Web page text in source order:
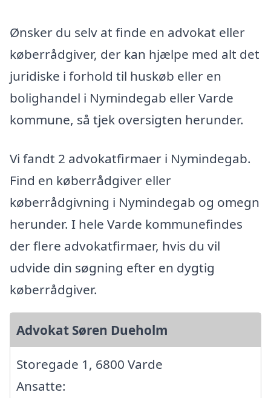
Ønsker du selv at finde en advokat eller
køberrådgiver, der kan hjælpe med alt det
juridiske i forhold til huskøb eller en
bolighandel i Nymindegab eller Varde
kommune, så tjek oversigten herunder.
Vi fandt 2 advokatfirmaer i Nymindegab.
Find en køberrådgiver eller
køberrådgivning i Nymindegab og omegn
herunder. I hele Varde kommunefindes
der flere advokatfirmaer, hvis du vil
udvide din søgning efter en dygtig
køberrådgiver.
Advokat Søren Dueholm
Storegade 1, 6800 Varde
Ansatte: